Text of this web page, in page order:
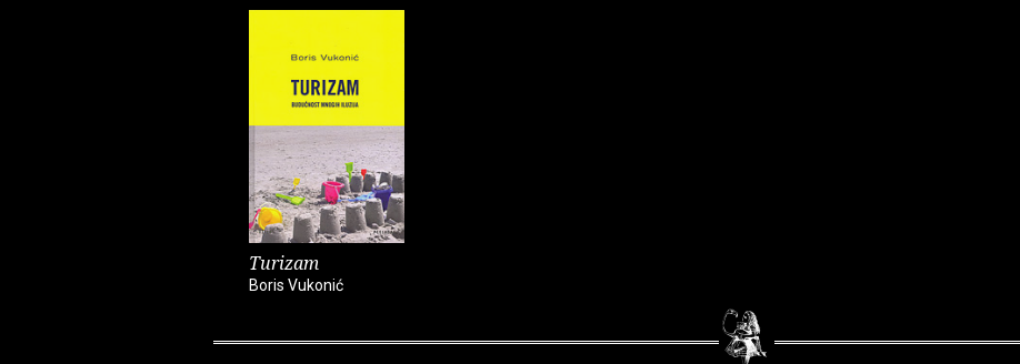
Turizam
Boris Vukonić